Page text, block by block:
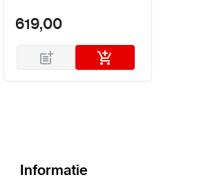
619,00
Informatie